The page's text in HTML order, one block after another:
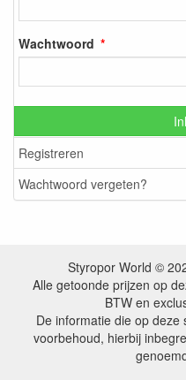
Wachtwoord
Registreren
Wachtwoord vergeten?
Styropor World ©
Alle getoonde prijzen op
BTW en
De informatie die op
voorbehoud, hierbij